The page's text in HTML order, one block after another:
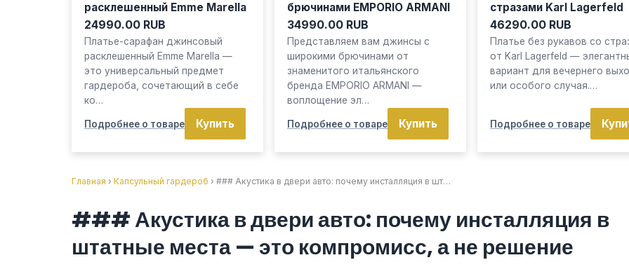
расклешенный Emme Marella
24990.00 RUB
Платье-сарафан джинсовый
расклешенный Emme Marella —
это универсальный предмет
гардероба, сочетающий в себе
ко…
Подробнее о товаре Купить
брючинами EMPORIO ARMANI
34990.00 RUB
Представляем вам джинсы с
широкими брючинами от
знаменитого итальянского
бренда EMPORIO ARMANI —
воплощение эл…
Подробнее о товаре Купить
стразами Karl Lagerfeld
46290.00 RUB
Платье без рукавов со
от Karl Lagerfeld —
вариант для вечернего
или особого случая.…
Подробнее о товаре
Главная › Капсульный гардероб › ### Акустика в двери авто: почему инсталляция в шт…
### Акустика в двери авто: почему инсталляция в
штатные места — это компромисс, а не решение